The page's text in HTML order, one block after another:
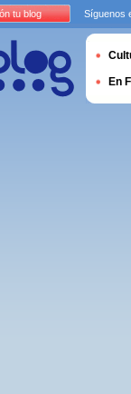
tu blog Síguenos
En